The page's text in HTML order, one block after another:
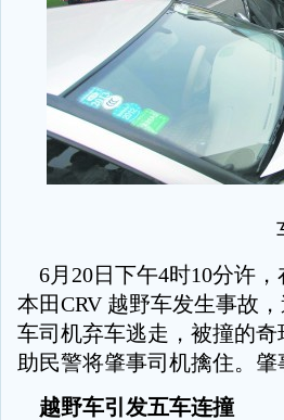
6月20日下午4时10分许
本田CRV 越野车发生事故
车司机弃车逃走，被撞的
助民警将肇事司机擒住。
越野车引发五车连撞